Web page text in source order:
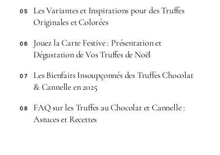
05
Les Variantes et Inspirations pour des Truffes
Originales et Colorées
06
Jouez la Carte Festive : Présentation et
Dégustation de Vos Truffes de Noël
07
Les Bienfaits Insoupçonnés des Truffes Chocolat
& Cannelle en 2025
08
FAQ sur les Truffes au Chocolat et Cannelle :
Astuces et Recettes